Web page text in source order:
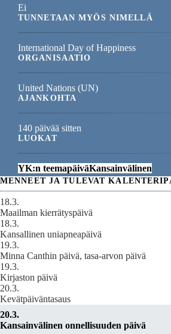
Ei
TUNNETAAN MYÖS NIMELLÄ
International Day of Happiness
ORGANISAATIO
United Nations (UN)
AJANKOHTA
140 päivää sitten
LUOKAT
YK:n teemapäiväKansainvälinen
MENNEET JA TULEVAT
18.3.
Maailman kierrätyspäivä
18.3.
Kansallinen uniapneapäivä
19.3.
Minna Canthin päivä, tasa-arvon päivä
19.3.
Kirjaston päivä
20.3.
Kevätpäiväntasaus
20.3.
Kansainvälinen onnellisuuden päivä